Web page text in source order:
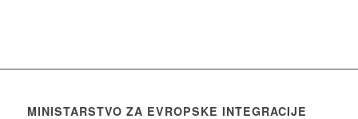
MINISTARSTVO ZA EVROPSKE INTEGRACIJE